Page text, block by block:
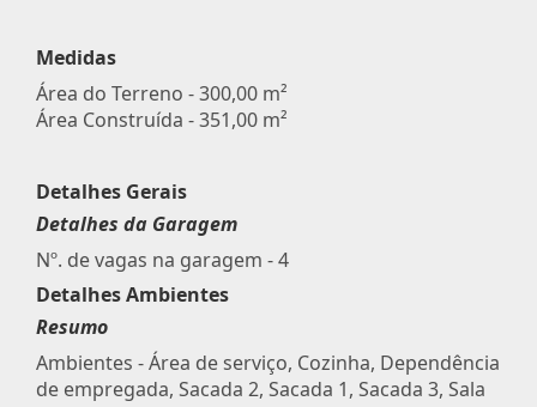
Medidas
Área do Terreno - 300,00 m²
Área Construída - 351,00 m²
Detalhes Gerais
Detalhes da Garagem
Nº. de vagas na garagem - 4
Detalhes Ambientes
Resumo
Ambientes - Área de serviço, Cozinha, Dependência
de empregada, Sacada 2, Sacada 1, Sacada 3, Sala